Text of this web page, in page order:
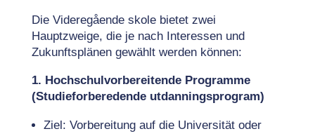
Die Videregående skole bietet zwei
Hauptzweige, die je nach Interessen und
Zukunftsplänen gewählt werden können:
1. Hochschulvorbereitende Programme
(Studieforberedende utdanningsprogram)
Ziel: Vorbereitung auf die Universität oder